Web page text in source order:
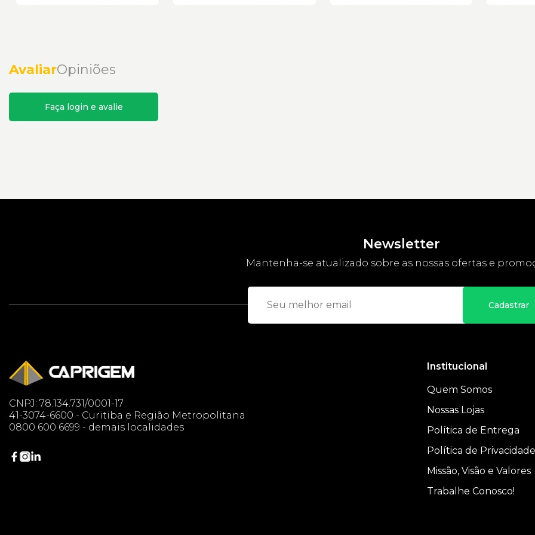
AvaliarOpiniões
Faça login e avalie
Newsletter
Mantenha-se atualizado sobre as nossas ofertas e
Cadastrar
CNPJ: 78.134.731/0001-17
41-3074-6600 - Curitiba e Região Metropolitana
0800 600 6699 - demais localidades
Institucional
Quem Somos
Nossas Lojas
Política de Entrega
Política de Privacidade
Missão, Visão e Valores
Trabalhe Conosco!